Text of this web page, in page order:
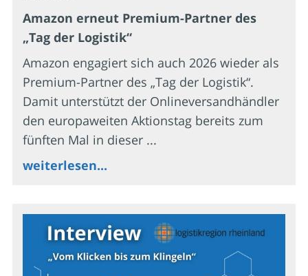
Amazon erneut Premium-Partner des
„Tag der Logistik“
Amazon engagiert sich auch 2026 wieder als
Premium-Partner des „Tag der Logistik“.
Damit unterstützt der Onlineversandhändler
den europaweiten Aktionstag bereits zum
fünften Mal in dieser ...
weiterlesen...